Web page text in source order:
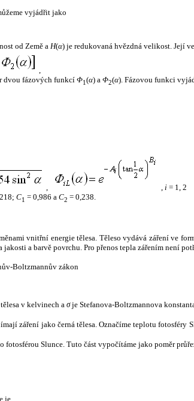
vyjádřit jako
od Země aH(α) je redukovaná hvězdná velikost. Její
,
dvou fázových funkcí Φ1(α) a Φ2(α). Fázovou funkci
, , i = 1, 2
C1 = 0,986 a C2 = 0,238.
vnitřní energie tělesa. Těleso vydává záření ve
a barvě povrchu. Pro přenos tepla zářením není
Boltzmannův zákon
v kelvinech aσje Stefanova-Boltzmannova
záření jako černá tělesa. Označíme teplotu fotosféry
fotosférou Slunce. Tuto část vypočítáme jako poměr
je